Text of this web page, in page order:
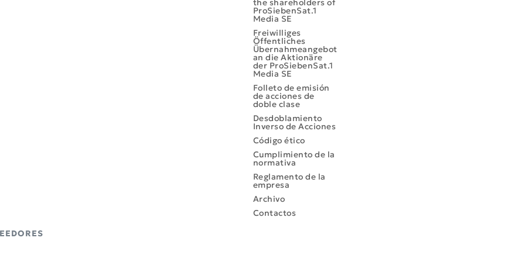
the shareholders of
ProSiebenSat.1
Media SE
Freiwilliges
Öffentliches
Übernahmeangebot
an die Aktionäre
der ProSiebenSat.1
Media SE
Folleto de emisión
de acciones de
doble clase
Desdoblamiento
Inverso de Acciones
Código ético
Cumplimiento de la
normativa
Reglamento de la
empresa
Archivo
Contactos